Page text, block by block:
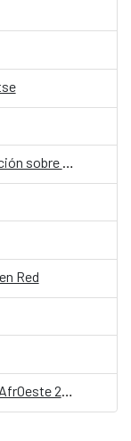
Cultura para todos: programa de formación sobre accesibilidad
Red
Convocatoria de residencias artísticas AfrOeste 2025